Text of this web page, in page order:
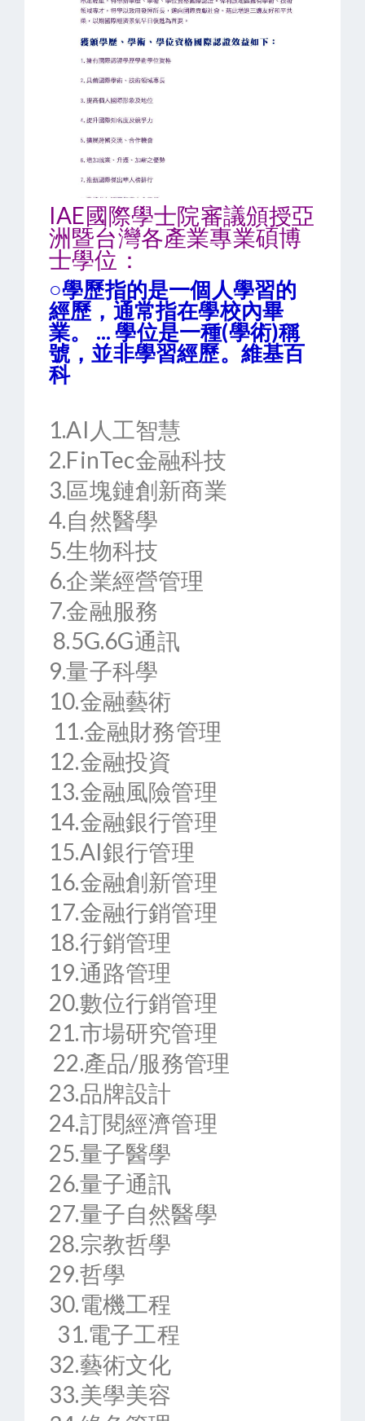
IAE國際學士院審議頒授亞
洲暨台灣各產業專業碩博
士學位：
○學歷指的是一個人學習的
經歷，通常指在學校內畢
業。 ... 學位是一種(學術)稱
號，並非學習經歷。維基百
科
1.AI人工智慧
2.FinTec金融科技
3.區塊鏈創新商業
4.自然醫學
5.生物科技
6.企業經營管理
7.金融服務
8.5G.6G通訊
9.量子科學
10.金融藝術
11.金融財務管理
12.金融投資
13.金融風險管理
14.金融銀行管理
15.AI銀行管理
16.金融創新管理
17.金融行銷管理
18.行銷管理
19.通路管理
20.數位行銷管理
21.市場研究管理
22.產品/服務管理
23.品牌設計
24.訂閱經濟管理
25.量子醫學
26.量子通訊
27.量子自然醫學
28.宗教哲學
29.哲學
30.電機工程
31.電子工程
32.藝術文化
33.美學美容